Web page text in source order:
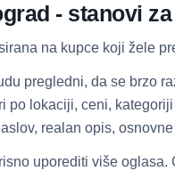
- stanovi
na kupce koji žele
pregledni, da se brzo
po lokaciji, ceni,
realan opis,
uporediti više